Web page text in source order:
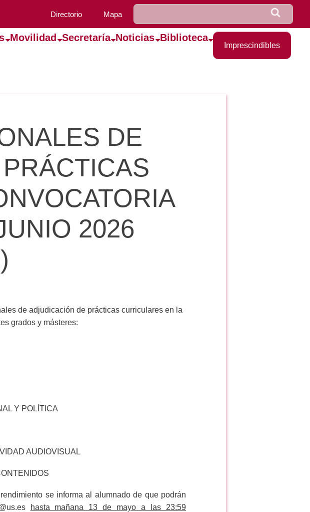
Directorio Mapa
Movilidad Secretaría Noticias Biblioteca
Imprescindibles
DE
2026
de adjudicación de prácticas curriculares en la
grados y másteres:
Y POLÍTICA
AUDIOVISUAL
se informa al alumnado de que podrán
hasta mañana 13 de mayo a las 23:59